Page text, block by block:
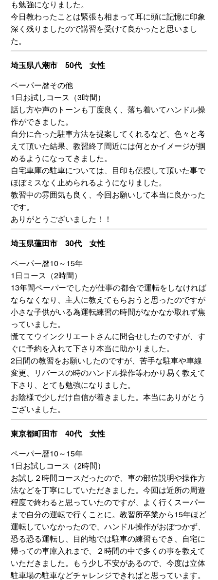
も勉強になりました。
今日教わったことは緊張も相まって耳に頭に記憶に印象
深く残りましたので講習を受けて良かったと思いまし
た。
埼玉県八潮市 50代 女性
ペーパー暦その他
1日お試しコース（3時間）
話し方や声のトーンも丁度良く、落ち着いてハンドル操
作ができました。
自分に合った駐車方法を提案してくれるなど、色々と考
えて頂いた結果、教習終了間近には何とかイメージが掴
めるようになってきました。
自宅車庫の駐車については、目印も伝授して頂いた事で
ほぼミスなく止められるようになりました。
教習中の雰囲気も良く、今回お願いして本当に良かった
です。
ありがとうございました！！
埼玉県蓮田市 30代 女性
ペーパー暦10～15年
1日コース（2時間）
13年間ペーパーでしたが仕事の都合で運転をしなければ
ならなくなり、主人に教えてもらおうと思ったのですが
小さな子供がいる為運転練習の時間がなかなか取れず焦
っていました。
慌ててウインクリエートさんに問合せしたのですが、す
ぐに予約を入れて下さり本当に助かりました。
2日間の教習をお願いしたのですが、苦手な駐車や車線
変更、リバースの時のハンドル操作等わかり易く教えて
下さり、とても勉強になりました。
お陰様で少しだけ自信が着きました。本当にありがとう
ございました。
東京都町田市 40代 女性
ペーパー暦10～15年
1日お試しコース（2時間）
お試し２時間コースだったので、車の部位説明や操作方
法などを丁寧にしていただきました。今回は近所の周遊
程度で終わると思っていたのですが、よく行くスーパー
まで自分の運転で行くことに。教習所卒業から15年ほど
運転していなかったので、ハンドル操作がおぼつかず、
恐る恐る運転し、目的地では駐車の練習もでき、自宅に
帰っての車庫入れまで、２時間の中で多くの事を教えて
いただきました。もう少し不安があるので、今度は立体
駐車場の駐車などチャレンジできればと思っています。